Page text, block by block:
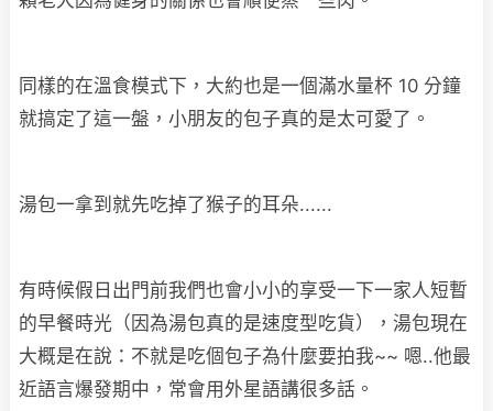
同樣的在溫食模式下，大約也是一個滿水量杯 10 分鐘
就搞定了這一盤，小朋友的包子真的是太可愛了。
湯包一拿到就先吃掉了猴子的耳朵......
有時候假日出門前我們也會小小的享受一下一家人短暫
的早餐時光（因為湯包真的是速度型吃貨），湯包現在
大概是在說：不就是吃個包子為什麼要拍我~~ 嗯..他最
近語言爆發期中，常會用外星語講很多話。